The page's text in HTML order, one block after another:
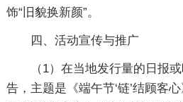
饰“旧貌换新颜”。
四、活动宣传与推广
（1）在当地发行量的日报
告，主题是《端午节‘链’结顾客